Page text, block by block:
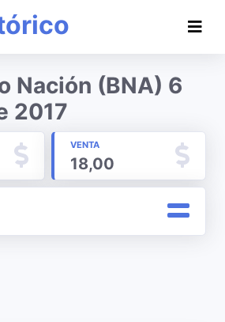
Nación (BNA) 6
2017
VENTA
18,00